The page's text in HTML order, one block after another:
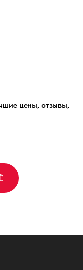
цены, отзывы,